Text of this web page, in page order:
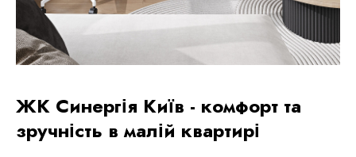
ЖК Синергія Київ - комфорт та
зручність в малій квартирі